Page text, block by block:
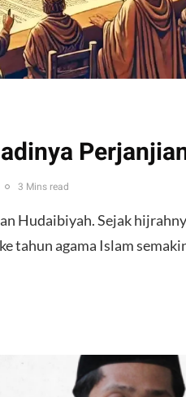
3 Mins read
Hudaibiyah. Sejak
tahun agama Islam